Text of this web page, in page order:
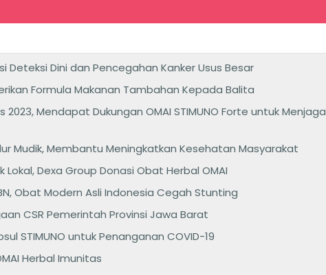
Deteksi Dini dan Pencegahan Kanker Usus Besar
Formula Makanan Tambahan Kepada Balita
Mendapat Dukungan OMAI STIMUNO Forte untuk Menjaga
Mudik, Membantu Meningkatkan Kesehatan Masyarakat
Dexa Group Donasi Obat Herbal OMAI
Obat Modern Asli Indonesia Cegah Stunting
CSR Pemerintah Provinsi Jawa Barat
STIMUNO untuk Penanganan COVID-19
Herbal Imunitas